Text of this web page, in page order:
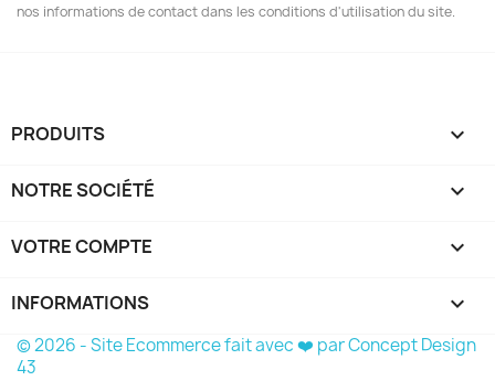
nos informations de contact dans les conditions d'utilisation du site.
PRODUITS 
NOTRE SOCIÉTÉ 
VOTRE COMPTE 
INFORMATIONS keyboard_arrow_down
© 2026 - Site Ecommerce fait avec ❤️ par Concept Design
43